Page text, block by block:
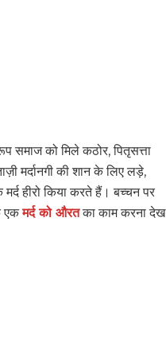
समाज को मिले कठोर, पितृसत्ता
मर्दानगी की शान के लिए लड़े,
हीरो किया करते हैं। बच्चन पर
एकमर्द को औरतका काम करना देख